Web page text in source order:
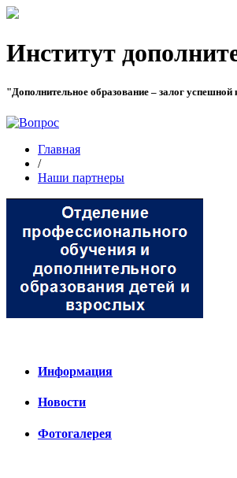
Институт
"Дополнительное образование – залог
Главная
/
Наши партнеры
Информация
Новости
Фотогалерея